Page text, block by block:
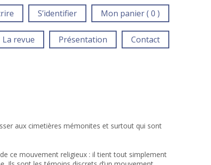
S’identifier Mon panier ( 0 )
La revue Présentation Contact
aux cimetières mémonites et surtout qui sont
ce mouvement religieux : il tient tout simplement